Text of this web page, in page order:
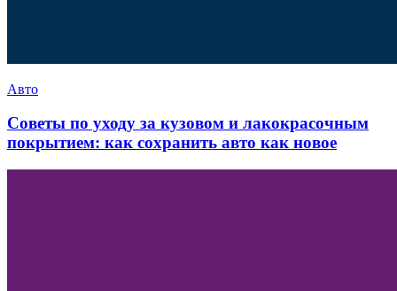
Авто
Советы по уходу за кузовом и лакокрасочным
покрытием: как сохранить авто как новое